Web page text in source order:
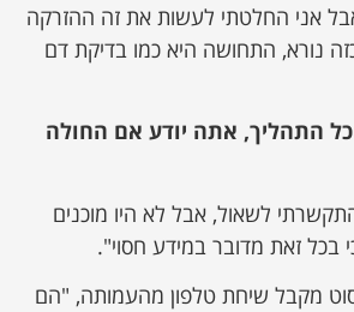
אני החלטתי לעשות את זה ההזרקה
נורא, התחושה היא כמו בדיקת דם
התהליך, אתה יודע אם החולה
לשאול, אבל לא היו מוכנים
בכל זאת מדובר במידע חסוי".
מקבל שיחת טלפון מהעמותה, "הם